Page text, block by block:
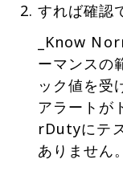
すれば確認
_Know
ーマンスの
ック値を
アラートが
rDutyにテ
ありません。